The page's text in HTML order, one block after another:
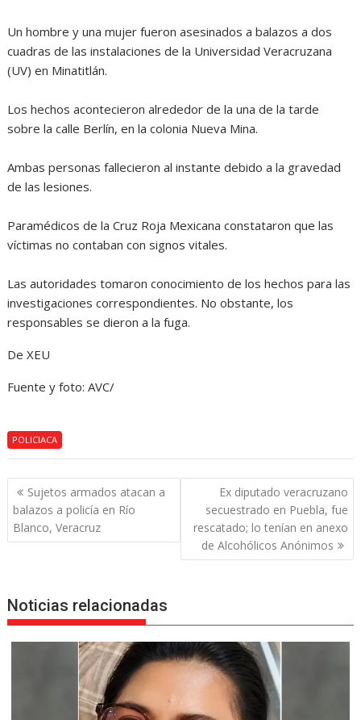
Un hombre y una mujer fueron asesinados a balazos a dos
cuadras de las instalaciones de la Universidad Veracruzana
(UV) en Minatitlán.
Los hechos acontecieron alrededor de la una de la tarde
sobre la calle Berlín, en la colonia Nueva Mina.
Ambas personas fallecieron al instante debido a la gravedad
de las lesiones.
Paramédicos de la Cruz Roja Mexicana constataron que las
víctimas no contaban con signos vitales.
Las autoridades tomaron conocimiento de los hechos para las
investigaciones correspondientes. No obstante, los
responsables se dieron a la fuga.
De XEU
Fuente y foto: AVC/
POLICIACA
Navegación
de
entradas
Sujetos armados atacan a
balazos a policía en Río
Blanco, Veracruz
Ex diputado veracruzano
secuestrado en Puebla, fue
rescatado; lo tenían en anexo
de Alcohólicos Anónimos
Noticias relacionadas